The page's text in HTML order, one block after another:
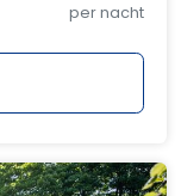
per nacht